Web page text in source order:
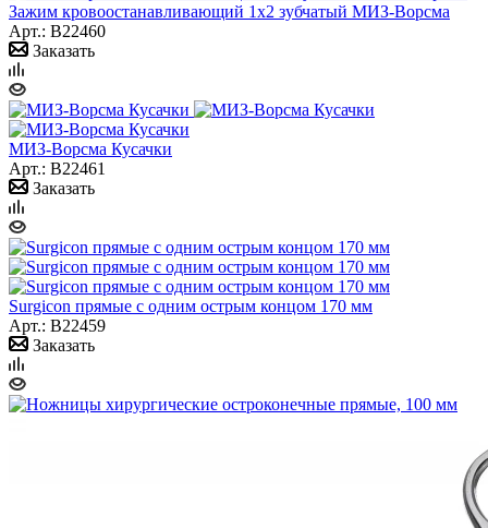
Зажим кровоостанавливающий 1х2 зубчатый МИЗ-Ворсма
Арт.: B22460
Заказать
МИЗ-Ворсма Кусачки
Арт.: B22461
Заказать
Surgicon прямые c одним острым концом 170 мм
Арт.: B22459
Заказать